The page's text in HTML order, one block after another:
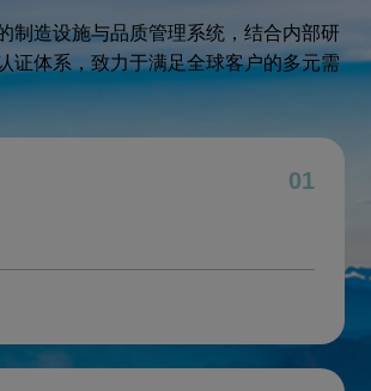
制造设施与品质管理系统，结合内部研
证体系，致力于满足全球客户的多元需
01